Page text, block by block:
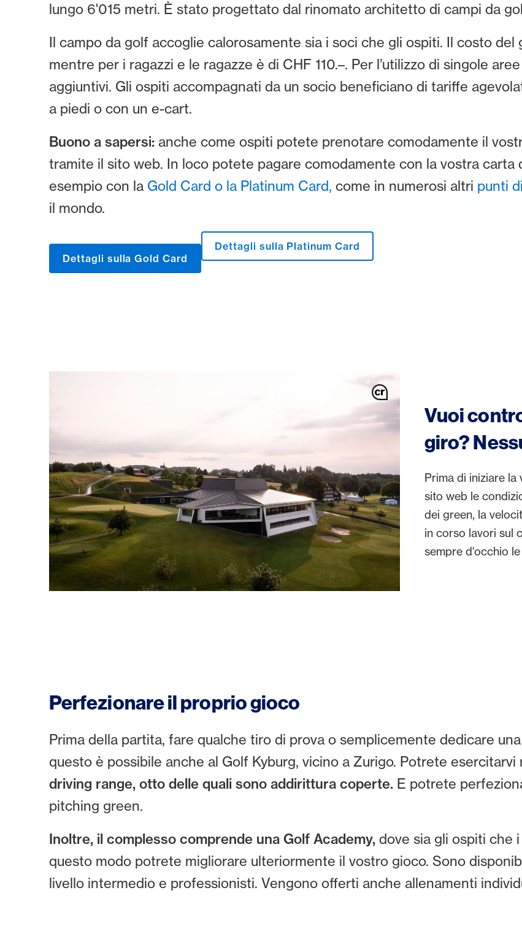
lungo 6'015 metri. È stato progettato dal rinomato architetto di campi da
Il campo da golf accoglie calorosamente sia i soci che gli ospiti. Il costo del
mentre per i ragazzi e le ragazze è di CHF 110.–. Per l’utilizzo di singole
aggiuntivi. Gli ospiti accompagnati da un socio beneficiano di tariffe
a piedi o con un e-cart.
Buono a sapersi: anche come ospiti potete prenotare comodamente il
tramite il sito web. In loco potete pagare comodamente con la vostra carta
esempio con la Gold Card o la Platinum Card, come in numerosi altri punti
il mondo.
Dettagli sulla Gold Card
Dettagli sulla Platinum Card
Vuoi
giro?
Prima di iniziare
sito web le
dei green, la
in corso lavori sul
sempre d'occhio
Perfezionare il proprio gioco
Prima della partita, fare qualche tiro di prova o semplicemente dedicare
questo è possibile anche al Golf Kyburg, vicino a Zurigo. Potrete esercitarvi
driving range, otto delle quali sono addirittura coperte. E potrete
pitching green.
Inoltre, il complesso comprende una Golf Academy, dove sia gli ospiti che
questo modo potrete migliorare ulteriormente il vostro gioco. Sono
livello intermedio e professionisti. Vengono offerti anche allenamenti